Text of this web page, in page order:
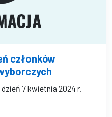
członków
7 kwietnia 2024 r.